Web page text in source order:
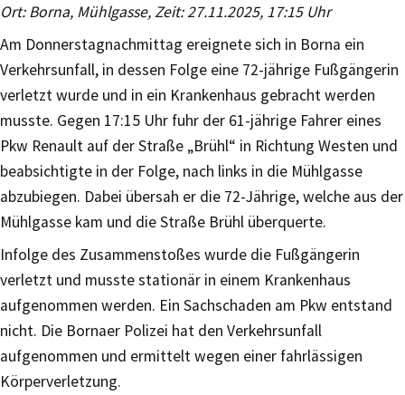
Ort: Borna, Mühlgasse, Zeit: 27.11.2025, 17:15 Uhr
Am Donnerstagnachmittag ereignete sich in Borna ein
Verkehrsunfall, in dessen Folge eine 72-jährige Fußgängerin
verletzt wurde und in ein Krankenhaus gebracht werden
musste. Gegen 17:15 Uhr fuhr der 61-jährige Fahrer eines
Pkw Renault auf der Straße „Brühl“ in Richtung Westen und
beabsichtigte in der Folge, nach links in die Mühlgasse
abzubiegen. Dabei übersah er die 72-Jährige, welche aus der
Mühlgasse kam und die Straße Brühl überquerte.
Infolge des Zusammenstoßes wurde die Fußgängerin
verletzt und musste stationär in einem Krankenhaus
aufgenommen werden. Ein Sachschaden am Pkw entstand
nicht. Die Bornaer Polizei hat den Verkehrsunfall
aufgenommen und ermittelt wegen einer fahrlässigen
Körperverletzung.